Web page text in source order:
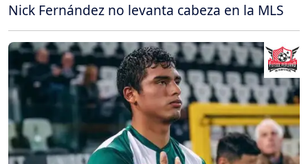
Nick Fernández no levanta cabeza en la MLS